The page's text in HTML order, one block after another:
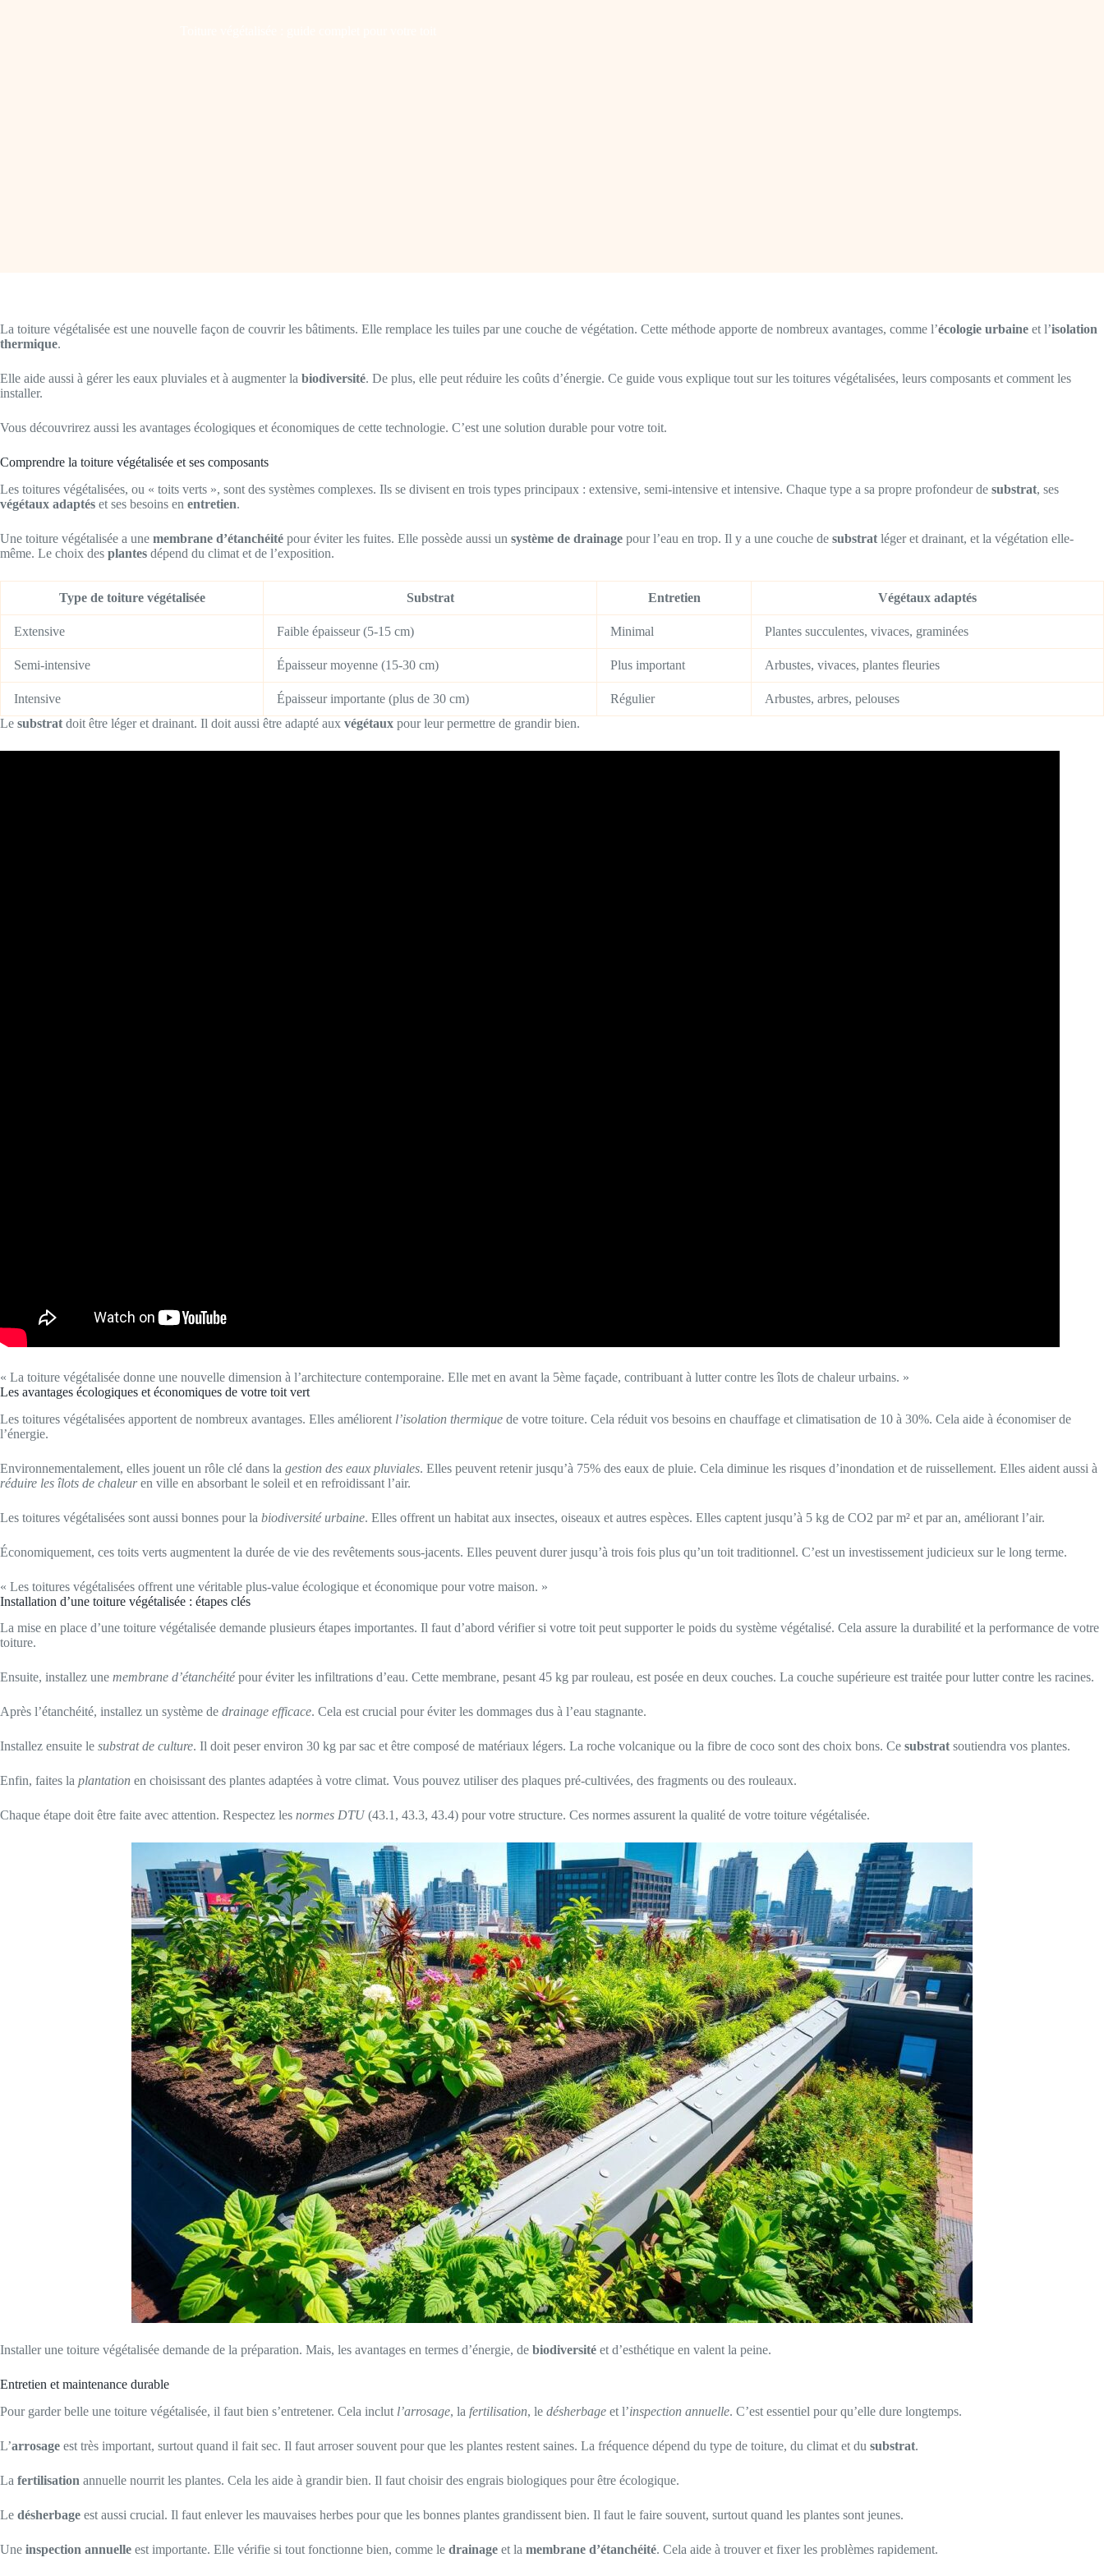
La toiture végétalisée est une nouvelle façon de couvrir les bâtiments. Elle remplace les tuiles par une couche de végétation. Cette méthode apporte de nombreux avantages, comme l’écologie urbaine et l’isolation
thermique.
Elle aide aussi à gérer les eaux pluviales et à augmenter la biodiversité. De plus, elle peut réduire les coûts d’énergie. Ce guide vous explique tout sur les toitures végétalisées, leurs composants et comment les
installer.
Vous découvrirez aussi les avantages écologiques et économiques de cette technologie. C’est une solution durable pour votre toit.
Comprendre la toiture végétalisée et ses composants
Les toitures végétalisées, ou « toits verts », sont des systèmes complexes. Ils se divisent en trois types principaux : extensive, semi-intensive et intensive. Chaque type a sa propre profondeur de substrat, ses
végétaux adaptés et ses besoins en entretien.
Une toiture végétalisée a une membrane d’étanchéité pour éviter les fuites. Elle possède aussi un système de drainage pour l’eau en trop. Il y a une couche de substrat léger et drainant, et la végétation elle-
même. Le choix des plantes dépend du climat et de l’exposition.
Type de toiture végétalisée Substrat Entretien Végétaux adaptés
Extensive Faible épaisseur (5-15 cm) Minimal Plantes succulentes, vivaces, graminées
Semi-intensive Épaisseur moyenne (15-30 cm) Plus important Arbustes, vivaces, plantes fleuries
Intensive Épaisseur importante (plus de 30 cm) Régulier
Arbustes, arbres, pelouses
Le substrat doit être léger et drainant. Il doit aussi être adapté aux végétaux pour leur permettre de grandir bien.
« La toiture végétalisée donne une nouvelle dimension à l’architecture contemporaine. Elle met en avant la 5ème façade, contribuant à lutter contre les îlots de chaleur urbains. »
Les avantages écologiques et économiques de votre toit vert
Les toitures végétalisées apportent de nombreux avantages. Elles améliorent l’isolation thermique de votre toiture. Cela réduit vos besoins en chauffage et climatisation de 10 à 30%. Cela aide à économiser de
l’énergie.
Environnementalement, elles jouent un rôle clé dans la gestion des eaux pluviales. Elles peuvent retenir jusqu’à 75% des eaux de pluie. Cela diminue les risques d’inondation et de ruissellement. Elles aident aussi à
réduire les îlots de chaleuren ville en absorbant le soleil et en refroidissant l’air.
Les toitures végétalisées sont aussi bonnes pour la biodiversité urbaine. Elles offrent un habitat aux insectes, oiseaux et autres espèces. Elles captent jusqu’à 5 kg de CO2 par m² et par an, améliorant l’air.
Économiquement, ces toits verts augmentent la durée de vie des revêtements sous-jacents. Elles peuvent durer jusqu’à trois fois plus qu’un toit traditionnel. C’est un investissement judicieux sur le long terme.
« Les toitures végétalisées offrent une véritable plus-value écologique et économique pour votre maison. »
Installation d’une toiture végétalisée : étapes clés
La mise en place d’une toiture végétalisée demande plusieurs étapes importantes. Il faut d’abord vérifier si votre toit peut supporter le poids du système végétalisé. Cela assure la durabilité et la performance de votre
toiture.
Ensuite, installez une membrane d’étanchéitépour éviter les infiltrations d’eau. Cette membrane, pesant 45 kg par rouleau, est posée en deux couches. La couche supérieure est traitée pour lutter contre les racines.
Après l’étanchéité, installez un système de drainage efficace. Cela est crucial pour éviter les dommages dus à l’eau stagnante.
Installez ensuite le substrat de culture. Il doit peser environ 30 kg par sac et être composé de matériaux légers. La roche volcanique ou la fibre de coco sont des choix bons. Ce substrat soutiendra vos plantes.
Enfin, faites la plantation en choisissant des plantes adaptées à votre climat. Vous pouvez utiliser des plaques pré-cultivées, des fragments ou des rouleaux.
Chaque étape doit être faite avec attention. Respectez les normes DTU(43.1, 43.3, 43.4) pour votre structure. Ces normes assurent la qualité de votre toiture végétalisée.
Installer une toiture végétalisée demande de la préparation. Mais, les avantages en termes d’énergie, de biodiversité et d’esthétique en valent la peine.
Entretien et maintenance durable
Pour garder belle une toiture végétalisée, il faut bien s’entretener. Cela inclut l’arrosage, la fertilisation, le désherbage et l’inspection annuelle. C’est essentiel pour qu’elle dure longtemps.
L’arrosage est très important, surtout quand il fait sec. Il faut arroser souvent pour que les plantes restent saines. La fréquence dépend du type de toiture, du climat et du substrat.
La fertilisation annuelle nourrit les plantes. Cela les aide à grandir bien. Il faut choisir des engrais biologiques pour être écologique.
Le désherbage est aussi crucial. Il faut enlever les mauvaises herbes pour que les bonnes plantes grandissent bien. Il faut le faire souvent, surtout quand les plantes sont jeunes.
Une inspection annuelle est importante. Elle vérifie si tout fonctionne bien, comme le drainage et la membrane d’étanchéité. Cela aide à trouver et fixer les problèmes rapidement.